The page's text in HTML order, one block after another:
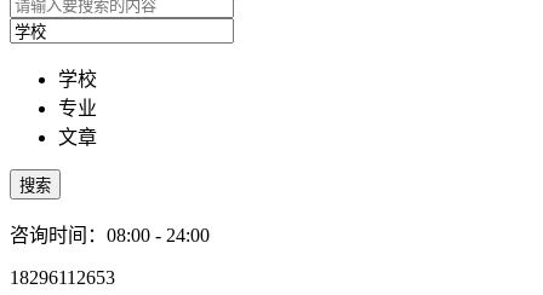
学校
专业
文章
搜索
咨询时间：08:00 - 24:00
18296112653